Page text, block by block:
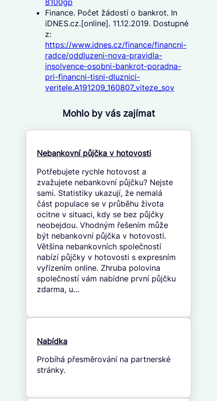
Finance. Počet žádostí o bankrot. In
iDNES.cz.[online]. 11.12.2019. Dostupné
z:
https://www.idnes.cz/finance/financni-
radce/oddluzeni-nova-pravidla-
insolvence-osobni-bankrot-poradna-
pri-financni-tisni-dluznici-
veritele.A191209_160807_viteze_sov
Mohlo by vás zajímat
Nebankovní půjčka v hotovosti
Potřebujete rychle hotovost a
zvažujete nebankovní půjčku? Nejste
sami. Statistiky ukazují, že nemalá
část populace se v průběhu života
ocitne v situaci, kdy se bez půjčky
neobejdou. Vhodným řešením může
být nebankovní půjčka v hotovosti.
Většina nebankovních společností
nabízí půjčky v hotovosti s expresním
vyřízením online. Zhruba polovina
společností vám nabídne první půjčku
zdarma, u…
Nabídka
Probíhá přesměrování na partnerské
stránky.